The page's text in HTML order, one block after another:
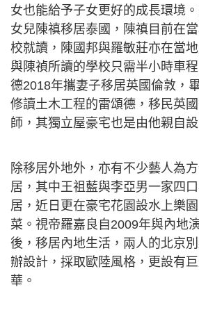
女也能給予子女更好的成長環境
女兒陳禛移居泰國，陳禛目前在
校就讀，陳國邦與羅敏莊亦在當
與陳禎所讀的學校只需半小時車
德2018年攜妻子移居英國倫敦，
修讀土木工程的雷頌德，移民英
師，其獨立屋豪宅也是由他親自設
除移居外地外，亦有不少藝人為
居，其中王祖藍與李亞男一家四
居，近日更在豪宅花園設水上樂
菜。視帝羅嘉良自2009年與內地
後，移居內地生活，兩人的北京
辦設計，採取歐陸風格，更設有
華。